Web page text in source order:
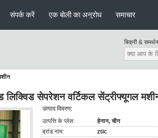
संपर्क करें एक बोली का अनुरोध समाचार
बिक्री &
सेपरेशन वर्टिकल सेंट्रीफ्यूगल
उत्पाद विवरण:
उत्पत्ति के प्लेस:
हेनान, चीन
ब्रांड नाम:
ztic